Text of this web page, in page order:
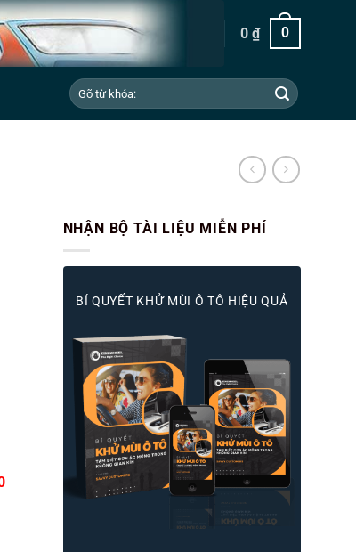
0₫ 0
Tìm
kiếm:
₫.
NHẬN BỘ TÀI LIỆU MIỄN PHÍ
BÍ QUYẾT KHỬ MÙI Ô TÔ HIỆU QUẢ